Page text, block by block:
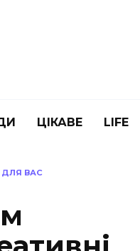
ЦІКАВЕ LIFE
ДЛЯ ВАС